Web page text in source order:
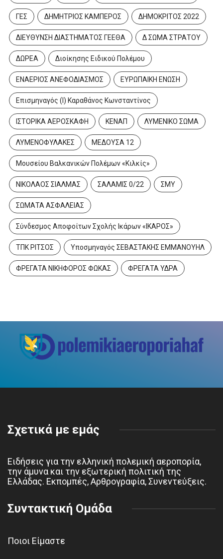
ΓΕΣ ΔΗΜΗΤΡΙΟΣ ΚΑΜΠΕΡΟΣ ΔΗΜΟΚΡΙΤΟΣ 2022
ΔΙΕΥΘΥΝΣΗ ΔΙΑΣΤΗΜΑΤΟΣ ΓΕΕΘΑ Δ ΣΩΜΑ ΣΤΡΑΤΟΥ
ΔΩΡΕΑ Διοίκησης Ειδικού Πολέμου
ΕΝΑΕΡΙΟΣ ΑΝΕΦΟΔΙΑΣΜΟΣ ΕΥΡΩΠΑΙΚΗ ΕΝΩΣΗ
Επισμηναγός (Ι) Καραθάνος Κωνσταντίνος
ΙΣΤΟΡΙΚΑ ΑΕΡΟΣΚΑΦΗ ΚΕΝΑΠ ΛΥΜΕΝΙΚΟ ΣΩΜΑ
ΛΥΜΕΝΟΦΥΛΑΚΕΣ ΜΕΔΟΥΣΑ 12
Μουσείου Βαλκανικών Πολέμων «Κιλκίς»
ΝΙΚΟΛΑΟΣ ΣΙΑΛΜΑΣ ΣΑΛΑΜΙΣ 0/22 ΣΜΥ
ΣΩΜΑΤΑ ΑΣΦΑΛΕΙΑΣ
Σύνδεσμος Αποφοίτων Σχολής Ικάρων «ΙΚΑΡΟΣ»
ΤΠΚ ΡΙΤΣΟΣ Υποσμηναγός ΣΕΒΑΣΤΑΚΗΣ ΕΜΜΑΝΟΥΗΛ
ΦΡΕΓΑΤΑ ΝΙΚΗΦΟΡΟΣ ΦΩΚΑΣ ΦΡΕΓΑΤΑ ΥΔΡΑ
Σχετικά με εμάς
Ειδήσεις για την ελληνική πολεμική αεροπορία,
την άμυνα και την εξωτερική πολιτική της
Ελλάδας. Εκπομπές, Αρθρογραφία, Συνεντεύξεις.
Συντακτική Ομάδα
Ποιοι Είμαστε